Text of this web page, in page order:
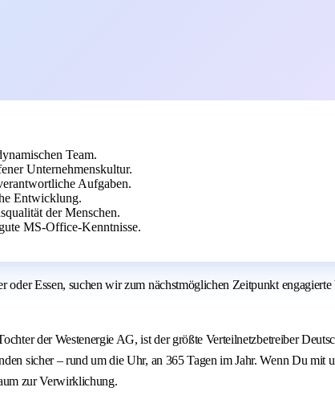
Team.
Unternehmenskultur.
Aufgaben.
Entwicklung.
der Menschen.
MS-Office-Kenntnisse.
Essen, suchen wir zum nächstmöglichen Zeitpunkt
der Westenergie AG, ist der größte Verteilnetzbetreiber
sicher – rund um die Uhr, an 365 Tagen im Jahr. Wenn Du mit
zur Verwirklichung.